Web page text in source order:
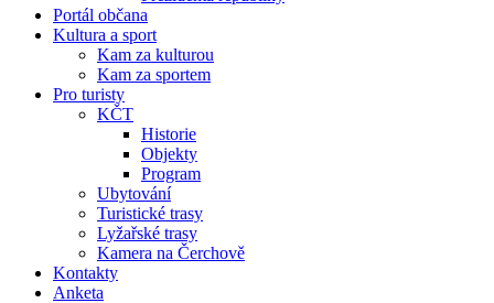
Portál občana
Kultura a sport
Kam za kulturou
Kam za sportem
Pro turisty
KČT
Historie
Objekty
Program
Ubytování
Turistické trasy
Lyžařské trasy
Kamera na Čerchově
Kontakty
Anketa